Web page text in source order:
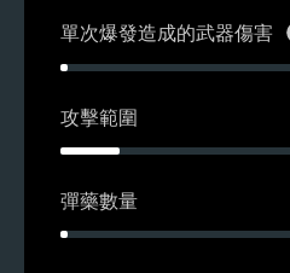
單次爆發造成的武器傷害
攻擊範圍
彈藥數量